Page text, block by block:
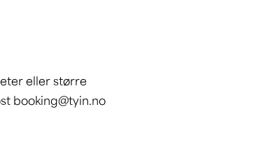
eller større
booking@tyin.no